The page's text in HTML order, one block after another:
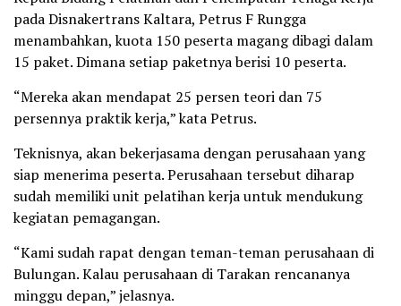
pada Disnakertrans Kaltara, Petrus F Rungga
menambahkan, kuota 150 peserta magang dibagi dalam
15 paket. Dimana setiap paketnya berisi 10 peserta.
“Mereka akan mendapat 25 persen teori dan 75
persennya praktik kerja,” kata Petrus.
Teknisnya, akan bekerjasama dengan perusahaan yang
siap menerima peserta. Perusahaan tersebut diharap
sudah memiliki unit pelatihan kerja untuk mendukung
kegiatan pemagangan.
“Kami sudah rapat dengan teman-teman perusahaan di
Bulungan. Kalau perusahaan di Tarakan rencananya
minggu depan,” jelasnya.